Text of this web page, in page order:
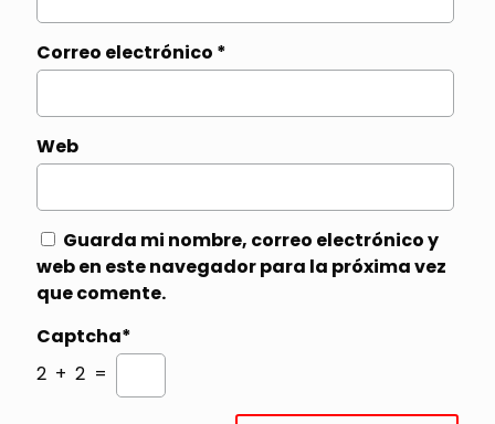
Correo electrónico *
Web
Guarda mi nombre, correo electrónico y
web en este navegador para la próxima vez
que comente.
Captcha*
2 + 2 =